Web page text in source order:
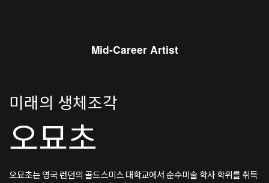
Mid-Career Artist
미래의 생체조각
오묘초
오묘초는 영국 런던의 골드스미스 대학교에서 순수미술 학사 학위를 취득